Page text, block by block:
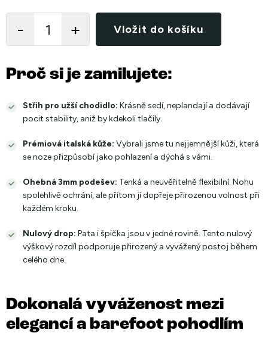
cena:
Vložit do košíku
Proč si je zamilujete:
Střih pro užší chodidlo: Krásně sedí, neplandají a dodávají
pocit stability, aniž by kdekoli tlačily.
Prémiová italská kůže: Vybrali jsme tu nejjemnější kůži, která
se noze přizpůsobí jako pohlazení a dýchá s vámi.
Ohebná 3mm podešev: Tenká a neuvěřitelně flexibilní. Nohu
spolehlivě ochrání, ale přitom jí dopřeje přirozenou volnost při
každém kroku.
Nulový drop: Pata i špička jsou v jedné rovině. Tento nulový
výškový rozdíl podporuje přirozený a vyvážený postoj během
celého dne.
Dokonalá vyváženost mezi
elegancí a barefoot pohodlím